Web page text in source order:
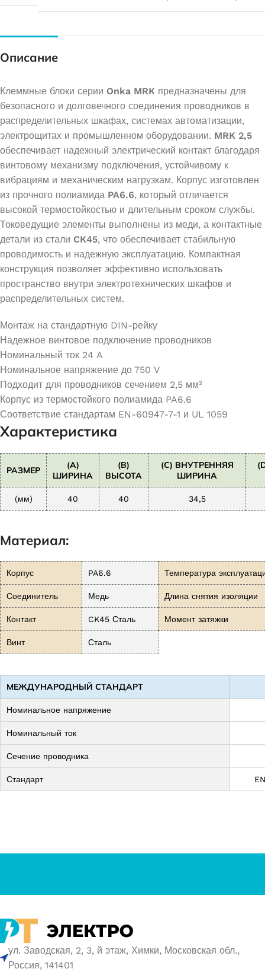
Описание
Клеммные блоки серии Onka MRK предназначены для
безопасного и долговечного соединения проводников в
распределительных шкафах, системах автоматизации,
электрощитах и промышленном оборудовании. MRK 2,5
обеспечивает надежный электрический контакт благодаря
винтовому механизму подключения, устойчивому к
вибрациям и механическим нагрузкам. Корпус изготовлен
из прочного полиамида PA6.6, который отличается
высокой термостойкостью и длительным сроком службы.
Токоведущие элементы выполнены из меди, а контактные
детали из стали CK45, что обеспечивает стабильную
проводимость и надежную эксплуатацию. Компактная
конструкция позволяет эффективно использовать
пространство внутри электротехнических шкафов и
распределительных систем.
Монтаж на стандартную DIN-рейку
Надежное винтовое подключение проводников
Номинальный ток 24 A
Номинальное напряжение до 750 V
Подходит для проводников сечением 2,5 мм²
Корпус из термостойкого полиамида PA6.6
Соответствие стандартам EN-60947-7-1 и UL 1059
Характеристика
РАЗМЕР
(A)
ШИРИНА
(B)
ВЫСОТА
(C) ВНУТРЕННЯЯ
ШИРИНА
(мм) 40 40 34,5
Материал:
Корпус PA6.6 Температура
Соединитель Медь Длина снятия изоляции
Контакт CK45 Сталь Момент затяжки
Винт Сталь
МЕЖДУНАРОДНЫЙ СТАНДАРТ
Номинальное напряжение
Номинальный ток
Сечение проводника
Стандарт
ул. Заводская, 2, 3, й этаж, Химки, Московская обл.,
Россия, 141401